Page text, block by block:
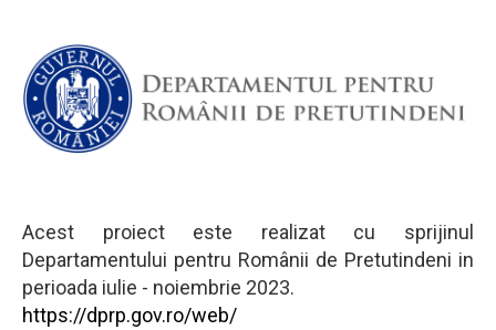
Acest proiect este realizat cu sprijinul
Departamentului pentru Românii de Pretutindeni in
perioada iulie - noiembrie 2023.
https://dprp.gov.ro/web/